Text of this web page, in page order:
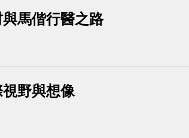
馬偕行醫之路
野與想像